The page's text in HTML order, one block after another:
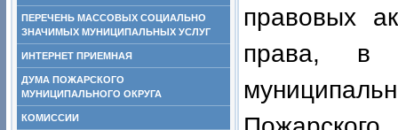
ПЕРЕЧЕНЬ МАССОВЫХ СОЦИАЛЬНО
ЗНАЧИМЫХ МУНИЦИПАЛЬНЫХ УСЛУГ
ИНТЕРНЕТ ПРИЕМНАЯ
ДУМА ПОЖАРСКОГО
МУНИЦИПАЛЬНОГО ОКРУГА
КОМИССИИ
правовых
права, в